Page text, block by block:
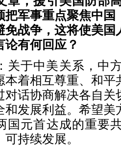
把军事重点聚焦中国
免战争，这将使美国
论有何回应？
关于中美关系，中
本着相互尊重、和平
对话协商解决各自
和发展利益。希望美
国元首达成的重要
持续发展。